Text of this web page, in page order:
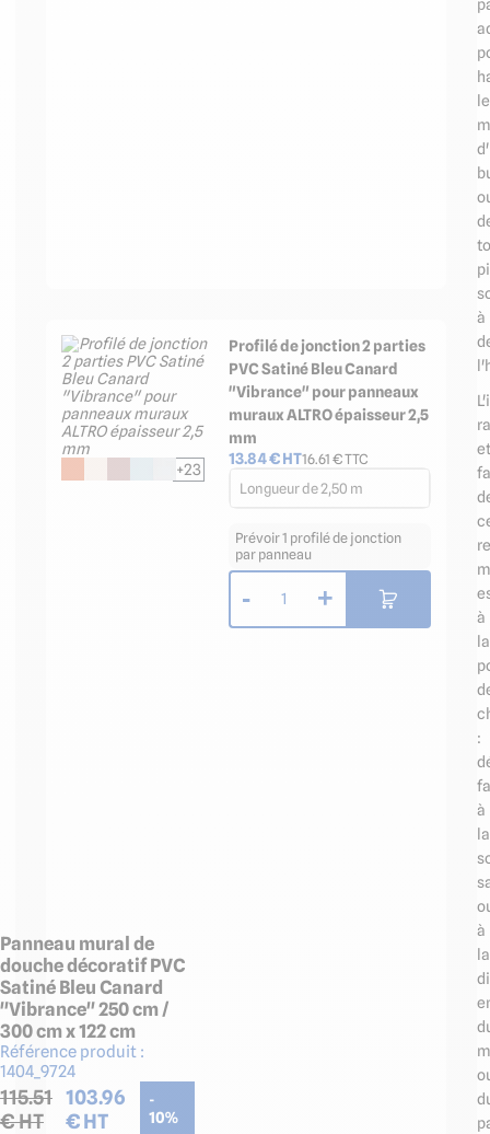
Panneau mural de
douche décoratif PVC
Satiné Bleu Canard
"Vibrance" 250 cm /
300 cm x 122 cm
Référence produit :
1404_9724
115.51
€ HT
103.96
€ HT
-
10%
+23
Profilé de jonction 2 parties
PVC Satiné Bleu Canard
"Vibrance" pour panneaux
muraux ALTRO épaisseur 2,5
mm
13.84€ HT16.61 € TTC
Longueur de 2,50 m
Prévoir 1 profilé de jonction
par panneau
- 1 +
à
et
à
la
:
à
la
à
la